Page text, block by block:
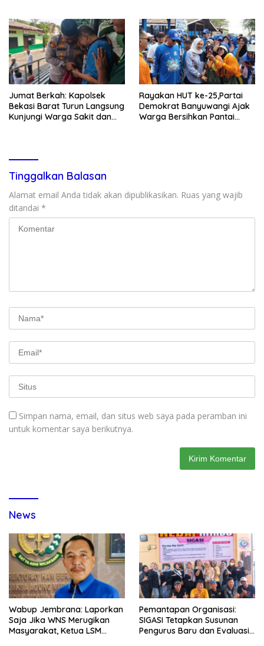
Jumat Berkah: Kapolsek
Bekasi Barat Turun Langsung
Kunjungi Warga Sakit dan
Rayakan HUT ke-25,Partai
Demokrat Banyuwangi Ajak
Warga Bersihkan Pantai
Tinggalkan Balasan
Alamat email Anda tidak akan dipublikasikan. Ruas yang wajib
ditandai *
Simpan nama, email, dan situs web saya pada peramban ini
untuk komentar saya berikutnya.
News
Wabup Jembrana: Laporkan
Saja Jika WNS Merugikan
Masyarakat, Ketua LSM
Pemantapan Organisasi:
SIGASI Tetapkan Susunan
Pengurus Baru dan Evaluasi